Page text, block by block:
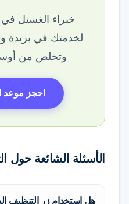
خبراء الغسيل
لخدمتك في بريدة
وتخلص من
احجز موعد
الأسئلة الشائعة حول
هل استخدام زر التنظيف